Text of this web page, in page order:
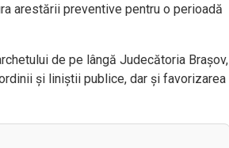
arestării preventive pentru o perioadă
de pe lângă Judecătoria Brașov,
și liniștii publice, dar și favorizarea